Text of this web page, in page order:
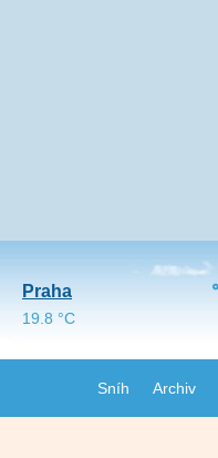
Sníh Archiv
Praha
19.8 °C